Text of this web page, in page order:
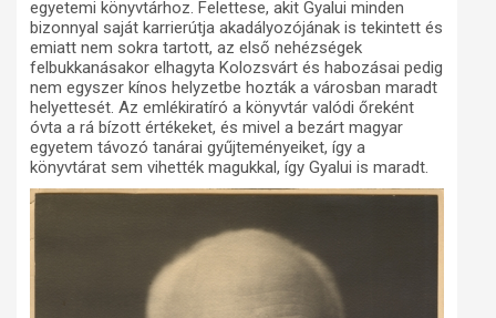
egyetemi könyvtárhoz. Felettese, akit Gyalui minden
bizonnyal saját karrierútja akadályozójának is tekintett és
emiatt nem sokra tartott, az első nehézségek
felbukkanásakor elhagyta Kolozsvárt és habozásai pedig
nem egyszer kínos helyzetbe hozták a városban maradt
helyettesét. Az emlékiratíró a könyvtár valódi őreként
óvta a rá bízott értékeket, és mivel a bezárt magyar
egyetem távozó tanárai gyűjteményeiket, így a
könyvtárat sem vihették magukkal, így Gyalui is maradt.